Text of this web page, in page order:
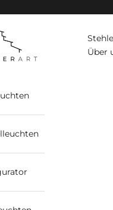
Über